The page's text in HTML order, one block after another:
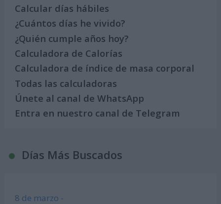
Calcular días hábiles
¿Cuántos días he vivido?
¿Quién cumple años hoy?
Calculadora de Calorías
Calculadora de índice de masa corporal
Todas las calculadoras
Únete al canal de WhatsApp
Entra en nuestro canal de Telegram
Días Más Buscados
8 de marzo -